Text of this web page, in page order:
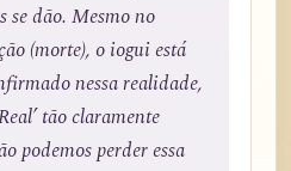
se dão. Mesmo no
(morte), o iogui está
nessa realidade,
tão claramente
podemos perder essa